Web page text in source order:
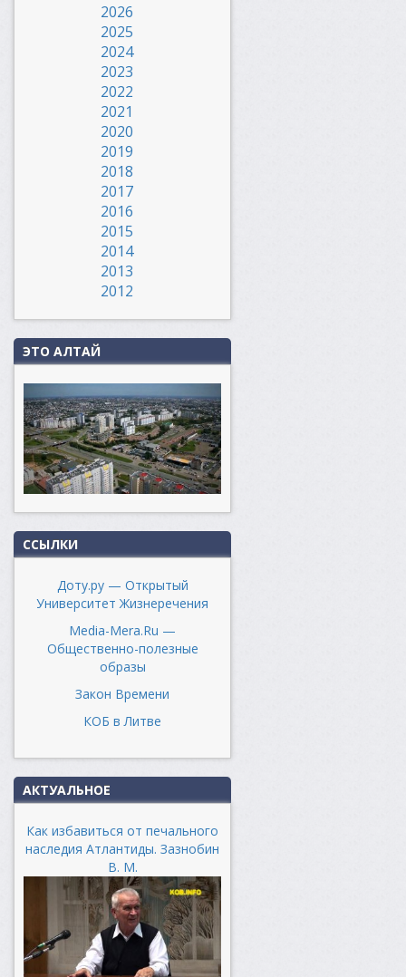
2026
2025
2024
2023
2022
2021
2020
2019
2018
2017
2016
2015
2014
2013
2012
ЭТО АЛТАЙ
ССЫЛКИ
Доту.ру — Открытый
Университет Жизнеречения
Media-Mera.Ru —
Общественно-полезные
образы
Закон Времени
КОБ в Литве
АКТУАЛЬНОЕ
Как избавиться от печального
наследия Атлантиды. Зазнобин
В. М.